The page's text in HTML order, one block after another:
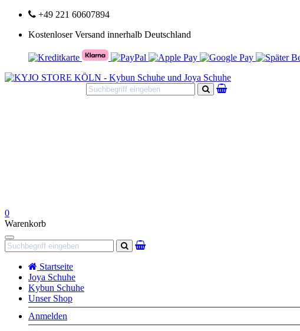
+49 221 60607894
Kostenloser Versand innerhalb Deutschland
Suchen
0
Warenkorb
Navigation
Suchen
Startseite
Joya Schuhe
Kybun Schuhe
Unser Shop
Anmelden